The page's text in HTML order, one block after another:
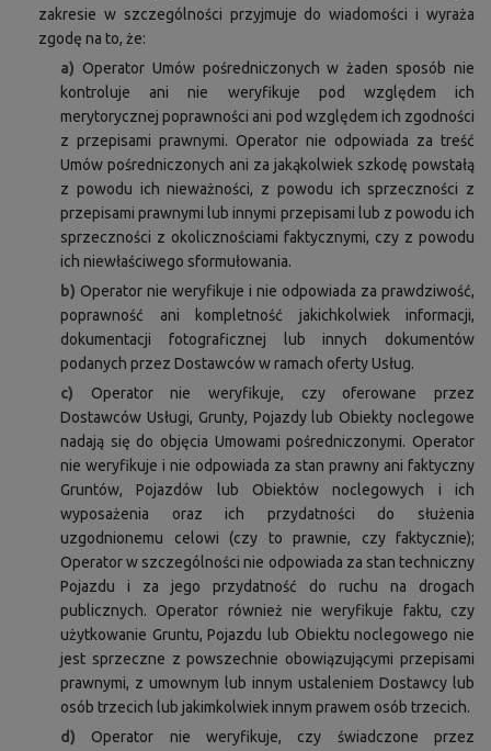
zakresie w szczególności przyjmuje do wiadomości i wyraża
zgodę na to, że:
a) Operator Umów pośredniczonych w żaden sposób nie
kontroluje ani nie weryfikuje pod względem ich
merytorycznej poprawności ani pod względem ich zgodności
z przepisami prawnymi. Operator nie odpowiada za treść
Umów pośredniczonych ani za jakąkolwiek szkodę powstałą
z powodu ich nieważności, z powodu ich sprzeczności z
przepisami prawnymi lub innymi przepisami lub z powodu ich
sprzeczności z okolicznościami faktycznymi, czy z powodu
ich niewłaściwego sformułowania.
b) Operator nie weryfikuje i nie odpowiada za prawdziwość,
poprawność ani kompletność jakichkolwiek informacji,
dokumentacji fotograficznej lub innych dokumentów
podanych przez Dostawców w ramach oferty Usług.
c) Operator nie weryfikuje, czy oferowane przez
Dostawców Usługi, Grunty, Pojazdy lub Obiekty noclegowe
nadają się do objęcia Umowami pośredniczonymi. Operator
nie weryfikuje i nie odpowiada za stan prawny ani faktyczny
Gruntów, Pojazdów lub Obiektów noclegowych i ich
wyposażenia oraz ich przydatności do służenia
uzgodnionemu celowi (czy to prawnie, czy faktycznie);
Operator w szczególności nie odpowiada za stan techniczny
Pojazdu i za jego przydatność do ruchu na drogach
publicznych. Operator również nie weryfikuje faktu, czy
użytkowanie Gruntu, Pojazdu lub Obiektu noclegowego nie
jest sprzeczne z powszechnie obowiązującymi przepisami
prawnymi, z umownym lub innym ustaleniem Dostawcy lub
osób trzecich lub jakimkolwiek innym prawem osób trzecich.
d)Operator nie weryfikuje, czy świadczone przez